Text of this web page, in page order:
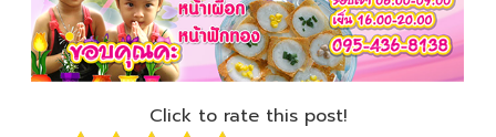
Click to rate this post!